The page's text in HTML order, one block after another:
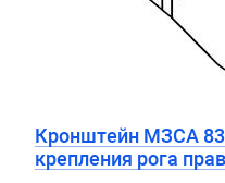
Кронштейн МЗСА
крепления рога